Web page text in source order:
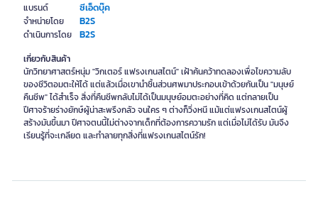
แบรนด์ ซีเอ็ดบุ๊ค
จำหน่ายโดย B2S
ดำเนินการโดย B2S
เกี่ยวกับสินค้า
นักวิทยาศาสตร์หนุ่ม "วิกเตอร์ แฟรงเกนสไตน์" เฝ้าค้นคว้าทดลองเพื่อไขความลับ
ของชีวิตอมตะให้ได้ แต่แล้วเมื่อเขานำชิ้นส่วนศพมาประกอบเข้าด้วยกันเป็น "มนุษย์
คืนชีพ" ได้สำเร็จ สิ่งที่คืนชีพกลับไม่ได้เป็นมนุษย์อมตะอย่างที่คิด แต่กลายเป็น
ปีศาจร้ายร่างยักษ์ผู้น่าสะพรึงกลัว จนใคร ๆ ต่างก็วิ่งหนี แม้แต่แฟรงเกนสไตน์ผู้
สร้างมันขึ้นมา ปีศาจตนนี้ไม่ต่างจากเด็กที่ต้องการความรัก แต่เมื่อไม่ได้รับ มันจึง
เรียนรู้ที่จะเกลียด และทำลายทุกสิ่งที่แฟรงเกนสไตน์รัก!